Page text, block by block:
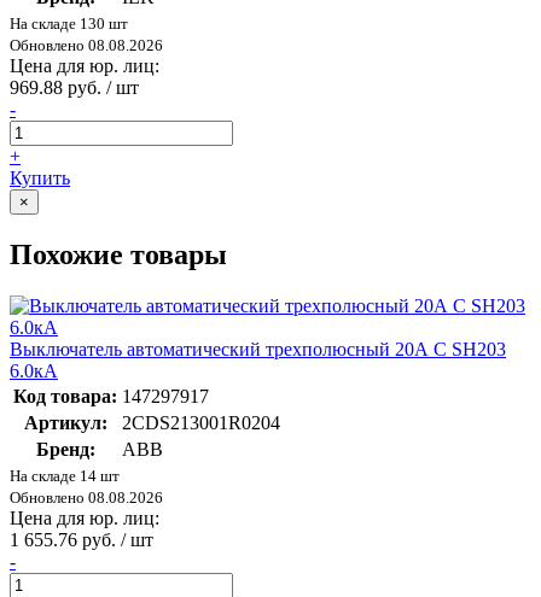
На складе 130 шт
Обновлено 08.08.2026
Цена для юр. лиц:
969.88 руб. / шт
-
+
Купить
×
Похожие товары
Выключатель автоматический трехполюсный 20А С SH203
6.0кА
Код товара: 147297917
Артикул:
2CDS213001R0204
Бренд:
ABB
На складе 14 шт
Обновлено 08.08.2026
Цена для юр. лиц:
1 655.76 руб. / шт
-